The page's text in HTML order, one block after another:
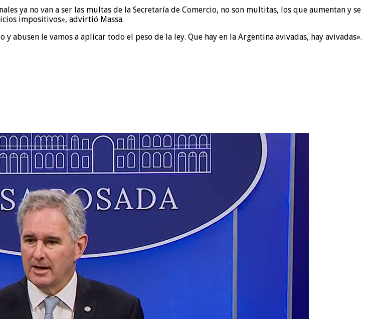
ya no van a ser las multas de la Secretaría de Comercio, no son multitas, los que aumentan y se
impositivos», advirtió Massa.
le vamos a aplicar todo el peso de la ley. Que hay en la Argentina avivadas, hay avivadas».